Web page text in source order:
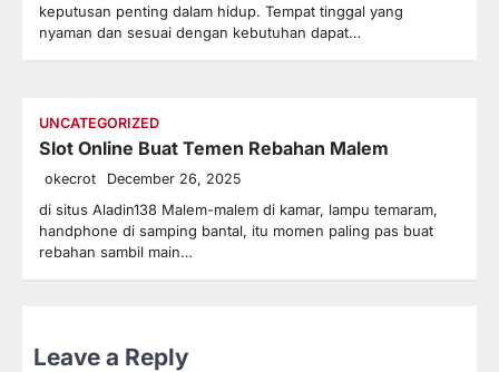
keputusan penting dalam hidup. Tempat tinggal yang
nyaman dan sesuai dengan kebutuhan dapat…
UNCATEGORIZED
Slot Online Buat Temen Rebahan Malem
okecrot December 26, 2025
di situs Aladin138 Malem-malem di kamar, lampu temaram,
handphone di samping bantal, itu momen paling pas buat
rebahan sambil main…
Leave a Reply